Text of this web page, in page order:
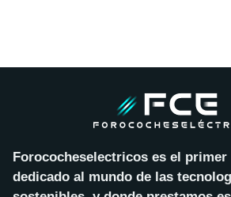
Forococheselectricos es el
dedicado al mundo de las